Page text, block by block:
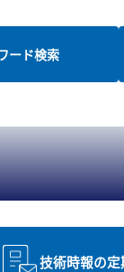
ード検索
技術時報の